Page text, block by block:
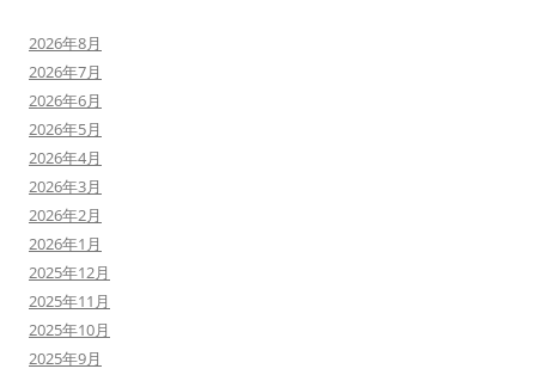
2026年8月
2026年7月
2026年6月
2026年5月
2026年4月
2026年3月
2026年2月
2026年1月
2025年12月
2025年11月
2025年10月
2025年9月